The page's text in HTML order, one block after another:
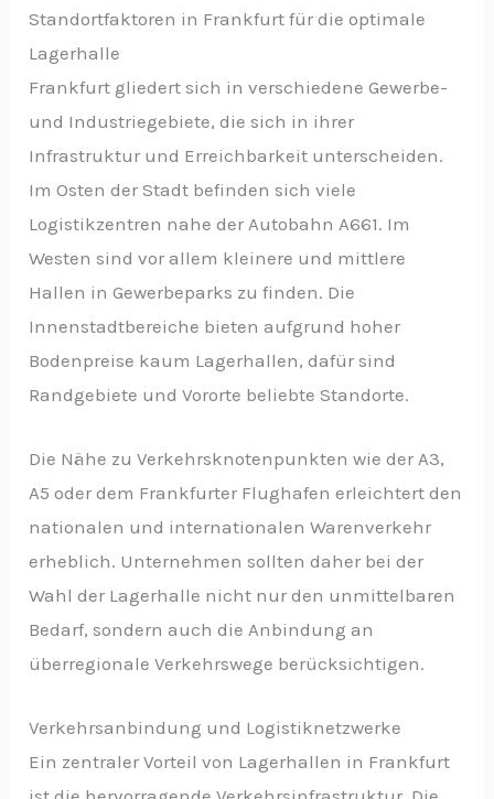
Standortfaktoren in Frankfurt für die optimale
Lagerhalle
Frankfurt gliedert sich in verschiedene Gewerbe-
und Industriegebiete, die sich in ihrer
Infrastruktur und Erreichbarkeit unterscheiden.
Im Osten der Stadt befinden sich viele
Logistikzentren nahe der Autobahn A661. Im
Westen sind vor allem kleinere und mittlere
Hallen in Gewerbeparks zu finden. Die
Innenstadtbereiche bieten aufgrund hoher
Bodenpreise kaum Lagerhallen, dafür sind
Randgebiete und Vororte beliebte Standorte.
Die Nähe zu Verkehrsknotenpunkten wie der A3,
A5 oder dem Frankfurter Flughafen erleichtert den
nationalen und internationalen Warenverkehr
erheblich. Unternehmen sollten daher bei der
Wahl der Lagerhalle nicht nur den unmittelbaren
Bedarf, sondern auch die Anbindung an
überregionale Verkehrswege berücksichtigen.
Verkehrsanbindung und Logistiknetzwerke
Ein zentraler Vorteil von Lagerhallen in Frankfurt